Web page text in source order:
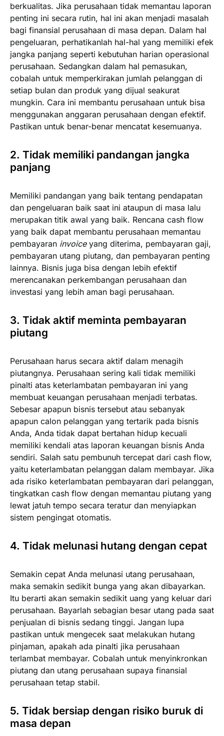
berkualitas. Jika perusahaan tidak memantau laporan
penting ini secara rutin, hal ini akan menjadi masalah
bagi finansial perusahaan di masa depan. Dalam hal
pengeluaran, perhatikanlah hal-hal yang memiliki efek
jangka panjang seperti kebutuhan harian operasional
perusahaan. Sedangkan dalam hal pemasukan,
cobalah untuk memperkirakan jumlah pelanggan di
setiap bulan dan produk yang dijual seakurat
mungkin. Cara ini membantu perusahaan untuk bisa
menggunakan anggaran perusahaan dengan efektif.
Pastikan untuk benar-benar mencatat kesemuanya.
2. Tidak memiliki pandangan jangka
panjang
Memiliki pandangan yang baik tentang pendapatan
dan pengeluaran baik saat ini ataupun di masa lalu
merupakan titik awal yang baik. Rencana cash flow
yang baik dapat membantu perusahaan memantau
pembayaran invoiceyang diterima, pembayaran gaji,
pembayaran utang piutang, dan pembayaran penting
lainnya. Bisnis juga bisa dengan lebih efektif
merencanakan perkembangan perusahaan dan
investasi yang lebih aman bagi perusahaan.
3. Tidak aktif meminta pembayaran
piutang
Perusahaan harus secara aktif dalam menagih
piutangnya. Perusahaan sering kali tidak memiliki
pinalti atas keterlambatan pembayaran ini yang
membuat keuangan perusahaan menjadi terbatas.
Sebesar apapun bisnis tersebut atau sebanyak
apapun calon pelanggan yang tertarik pada bisnis
Anda, Anda tidak dapat bertahan hidup kecuali
memiliki kendali atas laporan keuangan bisnis Anda
sendiri. Salah satu pembunuh tercepat dari cash flow,
yaitu keterlambatan pelanggan dalam membayar. Jika
ada risiko keterlambatan pembayaran dari pelanggan,
tingkatkan cash flow dengan memantau piutang yang
lewat jatuh tempo secara teratur dan menyiapkan
sistem pengingat otomatis.
4. Tidak melunasi hutang dengan cepat
Semakin cepat Anda melunasi utang perusahaan,
maka semakin sedikit bunga yang akan dibayarkan.
Itu berarti akan semakin sedikit uang yang keluar dari
perusahaan. Bayarlah sebagian besar utang pada saat
penjualan di bisnis sedang tinggi. Jangan lupa
pastikan untuk mengecek saat melakukan hutang
pinjaman, apakah ada pinalti jika perusahaan
terlambat membayar. Cobalah untuk menyinkronkan
piutang dan utang perusahaan supaya finansial
perusahaan tetap stabil.
5. Tidak bersiap dengan risiko buruk di
masa depan